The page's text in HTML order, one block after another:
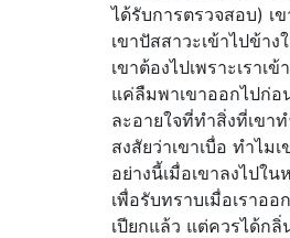
ได้รับการตรวจสอบ) เ
เขาปัสสาวะเข้าไปข้า
เขาต้องไปเพราะเราเ
แค่ลืมพาเขาออกไปก่
ละอายใจที่ทำสิ่งที่เขา
สงสัยว่าเขาเบื่อ ทำไม
อย่างนี้เมื่อเขาลงไปใ
เพื่อรับทราบเมื่อเราอ
เปียกแล้ว แต่ควรได้ก